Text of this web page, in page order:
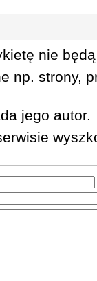
nie
np. strony,
jego autor.